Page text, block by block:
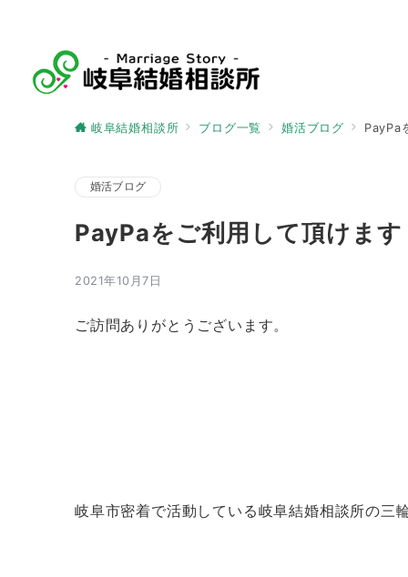
岐阜結婚相談所 ブログ一覧 婚活ブログ PayPa
婚活ブログ
PayPaをご利用して頂けます
2021年10月7日
ご訪問ありがとうございます。
岐阜市密着で活動している岐阜結婚相談所の三輪